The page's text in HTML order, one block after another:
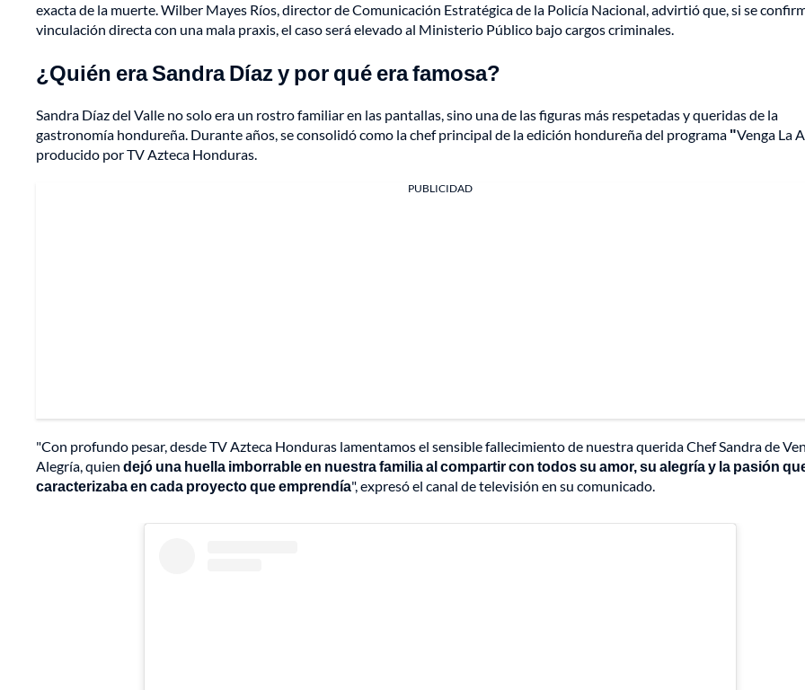
exacta de la muerte. Wilber Mayes Ríos, director de Comunicación Estratégica de la Policía Nacional, advirtió que, si se
vinculación directa con una mala praxis, el caso será elevado al Ministerio Público bajo cargos criminales.
¿Quién era Sandra Díaz y por qué era famosa?
Sandra Díaz del Valle no solo era un rostro familiar en las pantallas, sino una de las figuras más respetadas y queridas de la
gastronomía hondureña. Durante años, se consolidó como la chef principal de la edición hondureña del programa "Venga La
producido por TV Azteca Honduras.
PUBLICIDAD
"Con profundo pesar, desde TV Azteca Honduras lamentamos el sensible fallecimiento de nuestra querida Chef Sandra de
Alegría, quien dejó una huella imborrable en nuestra familia al compartir con todos su amor, su alegría y la pasión
caracterizaba en cada proyecto que emprendía", expresó el canal de televisión en su comunicado.